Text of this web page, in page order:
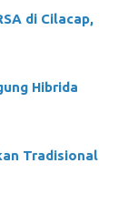
di Cilacap,
Hibrida
Tradisional